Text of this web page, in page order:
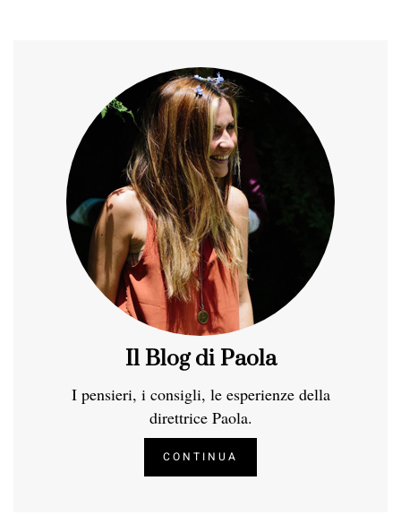
Il Blog di Paola
I pensieri, i consigli, le esperienze della
direttrice Paola.
CONTINUA